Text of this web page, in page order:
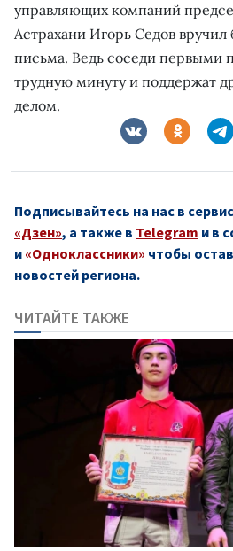
управляющих компаний
Астрахани Игорь Седов вручил
письма. Ведь соседи первыми
трудную минуту и поддержат
делом.
Подписывайтесь на нас в
«Дзен», а также в Telegram и в
и «Одноклассники» чтобы
новостей региона.
ЧИТАЙТЕ ТАКЖЕ